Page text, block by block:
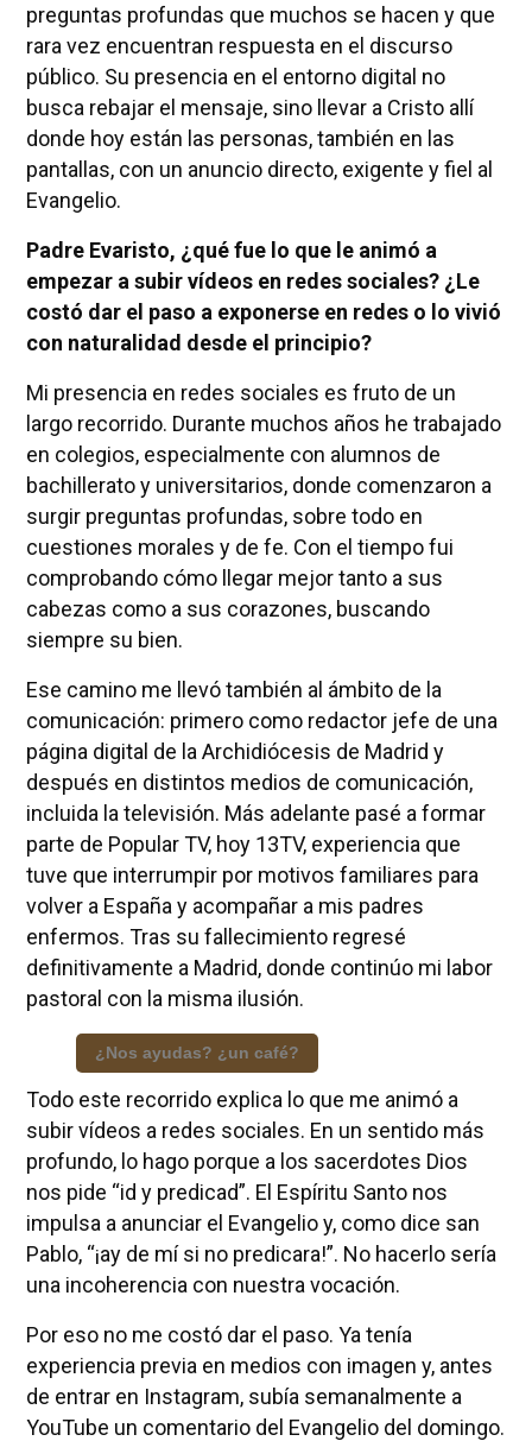
preguntas profundas que muchos se hacen y que
rara vez encuentran respuesta en el discurso
público. Su presencia en el entorno digital no
busca rebajar el mensaje, sino llevar a Cristo allí
donde hoy están las personas, también en las
pantallas, con un anuncio directo, exigente y fiel al
Evangelio.
Padre Evaristo, ¿qué fue lo que le animó a
empezar a subir vídeos en redes sociales? ¿Le
costó dar el paso a exponerse en redes o lo vivió
con naturalidad desde el principio?
Mi presencia en redes sociales es fruto de un
largo recorrido. Durante muchos años he trabajado
en colegios, especialmente con alumnos de
bachillerato y universitarios, donde comenzaron a
surgir preguntas profundas, sobre todo en
cuestiones morales y de fe. Con el tiempo fui
comprobando cómo llegar mejor tanto a sus
cabezas como a sus corazones, buscando
siempre su bien.
Ese camino me llevó también al ámbito de la
comunicación: primero como redactor jefe de una
página digital de la Archidiócesis de Madrid y
después en distintos medios de comunicación,
incluida la televisión. Más adelante pasé a formar
parte de Popular TV, hoy 13TV, experiencia que
tuve que interrumpir por motivos familiares para
volver a España y acompañar a mis padres
enfermos. Tras su fallecimiento regresé
definitivamente a Madrid, donde continúo mi labor
pastoral con la misma ilusión.
¿Nos ayudas? ¿un café?
Todo este recorrido explica lo que me animó a
subir vídeos a redes sociales. En un sentido más
profundo, lo hago porque a los sacerdotes Dios
nos pide “id y predicad”. El Espíritu Santo nos
impulsa a anunciar el Evangelio y, como dice san
Pablo, “¡ay de mí si no predicara!”. No hacerlo sería
una incoherencia con nuestra vocación.
Por eso no me costó dar el paso. Ya tenía
experiencia previa en medios con imagen y, antes
de entrar en Instagram, subía semanalmente a
YouTube un comentario del Evangelio del domingo.